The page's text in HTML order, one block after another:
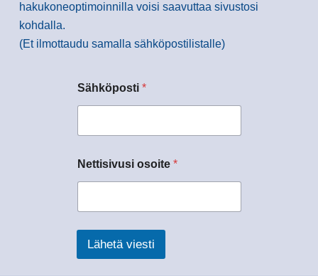
hakukoneoptimoinnilla voisi saavuttaa sivustosi
kohdalla.
(Et ilmottaudu samalla sähköpostilistalle)
Sähköposti *
Nettisivusi osoite *
Lähetä viesti